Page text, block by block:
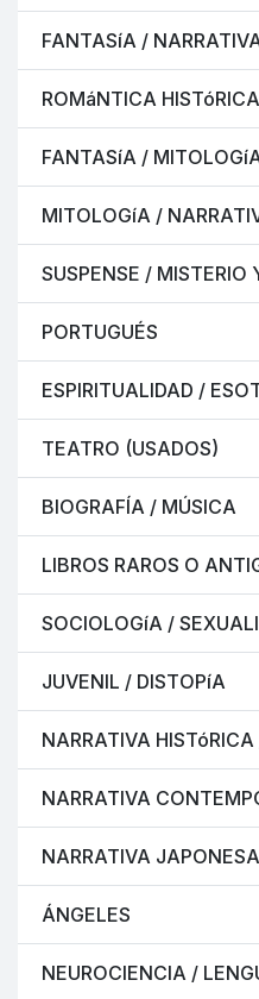
FANTASíA /
ROMáNTICA HISTóRICA
FANTASíA /
MITOLOGíA /
SUSPENSE / MISTERIO
PORTUGUÉS
ESPIRITUALIDAD /
TEATRO (USADOS)
BIOGRAFÍA / MÚSICA
LIBROS RAROS O
SOCIOLOGíA /
JUVENIL / DISTOPíA
NARRATIVA
NARRATIVA
NARRATIVA JAPONESA
ÁNGELES
NEUROCIENCIA /